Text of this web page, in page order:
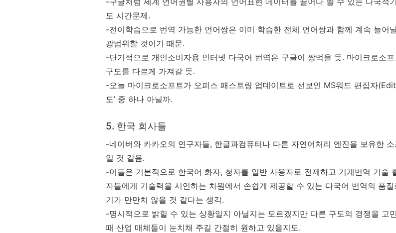
도 시간문제.
-전이학습으로 번역 가능한 언어쌍은 이미 학습한 전체 언어쌍과 함께 계속 늘어
광범위할 것이기 때문.
-단기적으로 개인소비자용 인터넷 다국어 번역은 구글이 짱먹을 듯. 마이크로소
구도를 다르게 가져갈 듯.
-오늘 마이크로소프트가 오피스 패스트링 업데이트로 선보인 MS워드 편집자
도’ 중 하나 아닐까.
5. 한국 회사들
-네이버와 카카오의 연구자들, 한글과컴퓨터나 다른 자연어처리 엔진을 보유한
일 것 같음.
-이들은 기본적으로 한국어 화자, 청자를 일반 사용자로 전제하고 기계번역 기술
자들에게 기술력을 시연하는 차원에서 손쉽게 제공할 수 있는 다국어 번역의 품
기가 만만치 않을 것 같다는 생각.
-명시적으로 밝힐 수 있는 상황일지 아닐지는 모르겠지만 다른 구도의 경쟁을 고
때 산업 매체들이 눈치채 주길 간절히 원하고 있을지도.